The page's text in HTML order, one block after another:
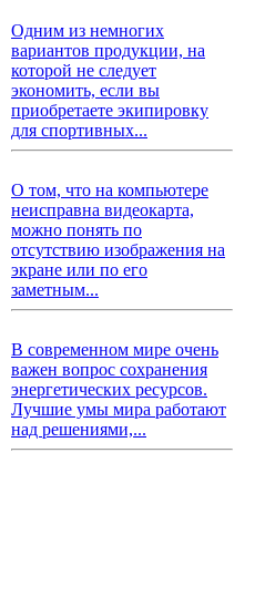
Одним из немногих
вариантов продукции, на
которой не следует
экономить, если вы
приобретаете экипировку
для спортивных...
О том, что на компьютере
неисправна видеокарта,
можно понять по
отсутствию изображения на
экране или по его
заметным...
В современном мире очень
важен вопрос сохранения
энергетических ресурсов.
Лучшие умы мира работают
над решениями,...